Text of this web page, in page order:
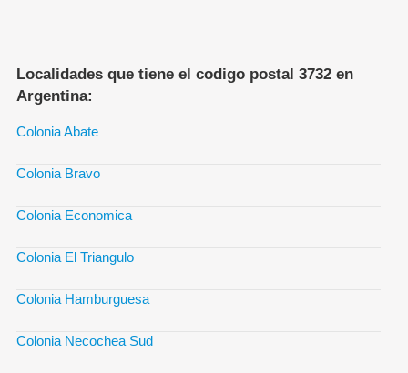
Localidades que tiene el codigo postal 3732 en
Argentina:
Colonia Abate
Colonia Bravo
Colonia Economica
Colonia El Triangulo
Colonia Hamburguesa
Colonia Necochea Sud